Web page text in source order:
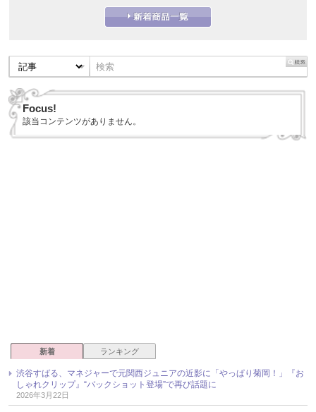
Focus!
該当コンテンツがありません。
新着 ランキング
渋谷すばる、マネジャーで元関西ジュニアの近影に「やっぱり菊岡！」『お
しゃれクリップ』“バックショット登場”で再び話題に
2026年3月22日